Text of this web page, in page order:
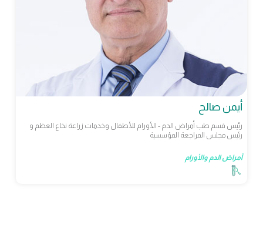
أيمن صالح
رئيس قسم طب أمراض الدم - الأورام للأطفال وخدمات زراعة نخاع العظم و
رئيس مجلس المراجعة المؤسسية
أمراض الدم والأورام